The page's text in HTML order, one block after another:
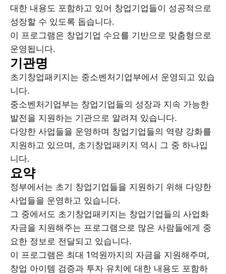
대한 내용도 포함하고 있어 창업기업들이 성공적으로
성장할 수 있도록 돕습니다.
이 프로그램은 창업기업 수요를 기반으로 맞춤형으로
운영됩니다.
기관명
초기창업패키지는 중소벤처기업부에서 운영되고 있습
니다.
중소벤처기업부는 창업기업들의 성장과 지속 가능한
발전을 지원하는 기관으로 알려져 있습니다.
다양한 사업들을 운영하며 창업기업들의 역량 강화를
지원하고 있으며, 초기창업패키지 역시 그 중 하나입
니다.
요약
정부에서는 초기 창업기업들을 지원하기 위해 다양한
사업들을 운영하고 있습니다.
그 중에서도 초기창업패키지는 창업기업들의 사업화
자금을 지원해주는 프로그램으로 많은 사람들에게 중
요한 정보로 전달되고 있습니다.
이 프로그램은 최대 1억원까지의 자금을 지원해주며,
창업 아이템 검증과 투자 유치에 대한 내용도 포함하